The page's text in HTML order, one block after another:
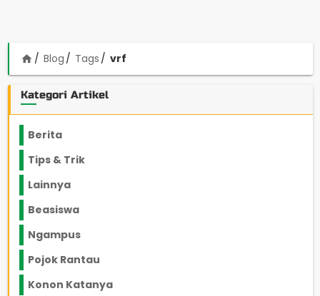
home Blog Tags vrf
Kategori Artikel
Berita
Tips & Trik
Lainnya
Beasiswa
Ngampus
Pojok Rantau
Konon Katanya